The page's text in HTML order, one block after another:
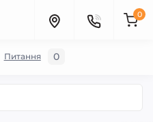
0
Питання 0